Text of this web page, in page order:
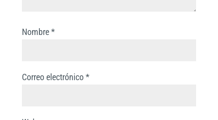
Nombre*
Correo electrónico*